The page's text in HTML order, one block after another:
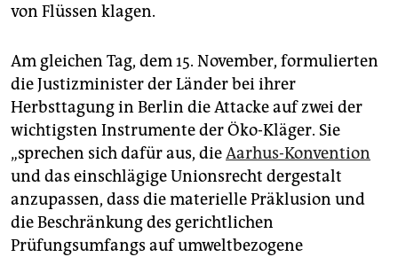
von Flüssen klagen.
Am gleichen Tag, dem 15. November, formulierten
die Justizminister der Länder bei ihrer
Herbsttagung in Berlin die Attacke auf zwei der
wichtigsten Instrumente der Öko-Kläger. Sie
„sprechen sich dafür aus, dieAarhus-Konvention
und das einschlägige Unionsrecht dergestalt
anzupassen, dass die materielle Präklusion und
die Beschränkung des gerichtlichen
Prüfungsumfangs auf umweltbezogene